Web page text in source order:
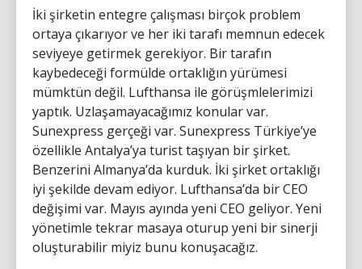
İki şirketin entegre çalışması birçok problem
ortaya çıkarıyor ve her iki tarafı memnun edecek
seviyeye getirmek gerekiyor. Bir tarafın
kaybedeceği formülde ortaklığın yürümesi
mümktün değil. Lufthansa ile görüşmlelerimizi
yaptık. Uzlaşamayacağımız konular var.
Sunexpress gerçeği var. Sunexpress Türkiye’ye
özellikle Antalya’ya turist taşıyan bir şirket.
Benzerini Almanya’da kurduk. İki şirket ortaklığı
iyi şekilde devam ediyor. Lufthansa’da bir CEO
değişimi var. Mayıs ayında yeni CEO geliyor. Yeni
yönetimle tekrar masaya oturup yeni bir sinerji
oluşturabilir miyiz bunu konuşacağız.